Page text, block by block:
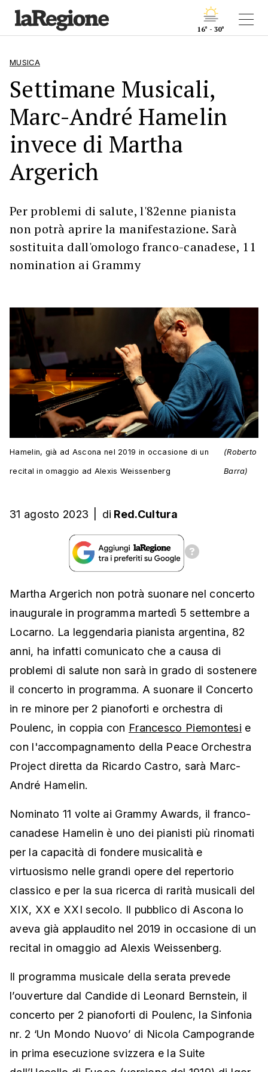
16° - 30°
MUSICA
Settimane Musicali,
Marc-André Hamelin
invece di Martha
Argerich
Per problemi di salute, l'82enne pianista
non potrà aprire la manifestazione. Sarà
sostituita dall'omologo franco-canadese, 11
nomination ai Grammy
Hamelin, già ad Ascona nel 2019 in occasione di un
recital in omaggio ad Alexis Weissenberg
(Roberto
Barra)
31 agosto 2023 di Red.Cultura
Martha Argerich non potrà suonare nel concerto
inaugurale in programma martedì 5 settembre a
Locarno. La leggendaria pianista argentina, 82
anni, ha infatti comunicato che a causa di
problemi di salute non sarà in grado di sostenere
il concerto in programma. A suonare il Concerto
in re minore per 2 pianoforti e orchestra di
Poulenc, in coppia con Francesco Piemontesi e
con l'accompagnamento della Peace Orchestra
Project diretta da Ricardo Castro, sarà Marc-
André Hamelin.
Nominato 11 volte ai Grammy Awards, il franco-
canadese Hamelin è uno dei pianisti più rinomati
per la capacità di fondere musicalità e
virtuosismo nelle grandi opere del repertorio
classico e per la sua ricerca di rarità musicali del
XIX, XX e XXI secolo. Il pubblico di Ascona lo
aveva già applaudito nel 2019 in occasione di un
recital in omaggio ad Alexis Weissenberg.
Il programma musicale della serata prevede
l’ouverture dal Candide di Leonard Bernstein, il
concerto per 2 pianoforti di Poulenc, la Sinfonia
nr. 2 ‘Un Mondo Nuovo’ di Nicola Campogrande
in prima esecuzione svizzera e la Suite